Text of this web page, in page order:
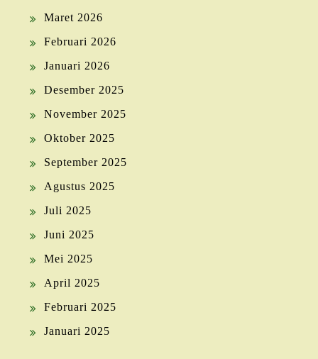
Maret 2026
Februari 2026
Januari 2026
Desember 2025
November 2025
Oktober 2025
September 2025
Agustus 2025
Juli 2025
Juni 2025
Mei 2025
April 2025
Februari 2025
Januari 2025